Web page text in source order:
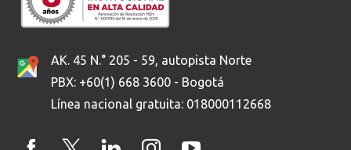
AK. 45 N.° 205 - 59, autopista Norte
PBX: +60(1) 668 3600 - Bogotá
Línea nacional gratuita: 018000112668